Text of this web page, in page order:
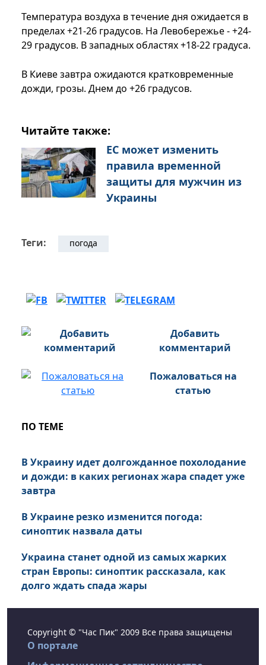
Температура воздуха в течение дня ожидается в
пределах +21-26 градусов. На Левобережье - +24-
29 градусов. В западных областях +18-22 градуса.
В Киеве завтра ожидаются кратковременные
дожди, грозы. Днем ​​до +26 градусов.
Читайте также:
ЕС может изменить
правила временной
защиты для мужчин из
Украины
Теги: погода
Добавить
комментарий
Пожаловаться на
статью
ПО ТЕМЕ
В Украину идет долгожданное похолодание
и дожди: в каких регионах жара спадет уже
завтра
В Украине резко изменится погода:
синоптик назвала даты
Украина станет одной из самых жарких
стран Европы: синоптик рассказала, как
долго ждать спада жары
Copyright © "Час Пик" 2009 Все права защищены
О портале